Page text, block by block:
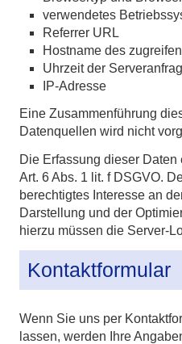
verwendetes
Referrer URL
Hostname des
Uhrzeit der
IP-Adresse
Eine Zusammenführung
Datenquellen wird nicht
Die Erfassung dieser
Art. 6 Abs. 1 lit. f DSGVO.
berechtigtes Interesse an
Darstellung und der
hierzu müssen die Server-
Kontaktformular
Wenn Sie uns per
lassen, werden Ihre